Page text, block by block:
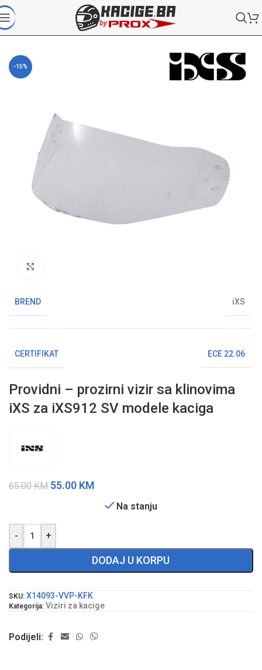
Početna Dodaci za kacige/Viziri za kacige
-15%
BREND iXS
CERTIFIKAT ECE 22.06
Providni – prozirni vizir sa klinovima
iXS za iXS912 SV modele kaciga
65.00KM 55.00 KM
Na stanju
- +
DODAJ U KORPU
SKU: X14093-VVP-KFK
Kategorija: Viziri za kacige
Podijeli: